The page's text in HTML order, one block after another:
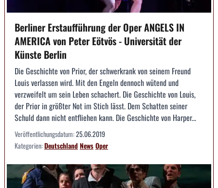
Berliner Erstaufführung der Oper ANGELS IN
AMERICA von Peter Eötvös - Universität der
Künste Berlin
Die Geschichte von Prior, der schwerkrank von seinem Freund
Louis verlassen wird. Mit den Engeln dennoch wütend und
verzweifelt um sein Leben schachert. Die Geschichte von Louis,
der Prior in größter Not im Stich lässt. Dem Schatten seiner
Schuld dann nicht entfliehen kann. Die Geschichte von Harper...
Veröffentlichungsdatum:25.06.2019
Kategorien:DeutschlandNewsOper